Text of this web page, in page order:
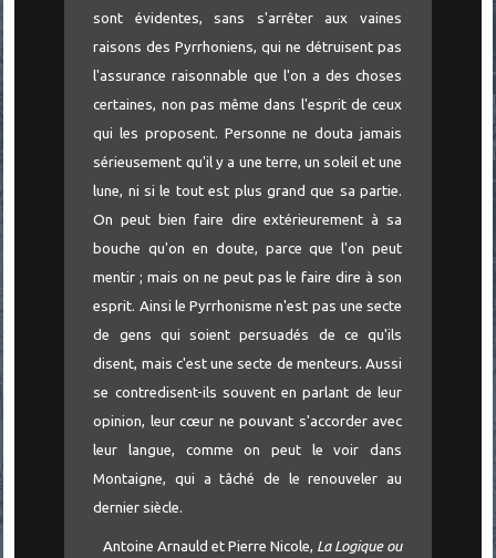
sont évidentes, sans s'arrêter aux vaines
raisons des Pyrrhoniens, qui ne détruisent pas
l'assurance raisonnable que l'on a des choses
certaines, non pas même dans l'esprit de ceux
qui les proposent. Personne ne douta jamais
sérieusement qu'il y a une terre, un soleil et une
lune, ni si le tout est plus grand que sa partie.
On peut bien faire dire extérieurement à sa
bouche qu'on en doute, parce que l'on peut
mentir ; mais on ne peut pas le faire dire à son
esprit. Ainsi le Pyrrhonisme n'est pas une secte
de gens qui soient persuadés de ce qu'ils
disent, mais c'est une secte de menteurs. Aussi
se contredisent-ils souvent en parlant de leur
opinion, leur cœur ne pouvant s'accorder avec
leur langue, comme on peut le voir dans
Montaigne, qui a tâché de le renouveler au
dernier siècle.
Antoine Arnauld et Pierre Nicole, La Logique ou